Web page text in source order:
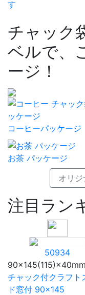
チャック
ベルで、
ージ！
コーヒーパッケージ
お茶 パッケージ
オリ
注目ラン
50934
90×145(115)×40mm
チャック付クラフト
ド窓付 90×145